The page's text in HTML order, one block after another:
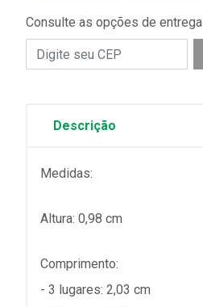
Consulte as opções de entrega
Descrição
Medidas:
Altura: 0,98 cm
Comprimento:
- 3 lugares: 2,03 cm